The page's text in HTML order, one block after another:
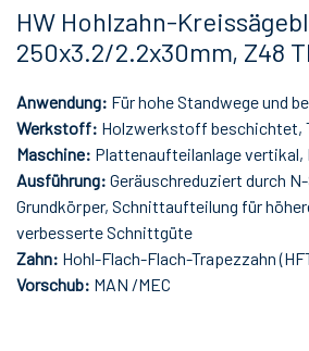
HW Hohlzahn-
250x3.2/2.2x30mm, Z48
Anwendung: Für hohe Standwege und
Werkstoff: Holzwerkstoff beschichtet,
Maschine: Plattenaufteilanlage
Ausführung: Geräuschreduziert durch
Grundkörper, Schnittaufteilung für
verbesserte Schnittgüte
Zahn: Hohl-Flach-Flach-Trapezzahn
Vorschub: MAN /MEC